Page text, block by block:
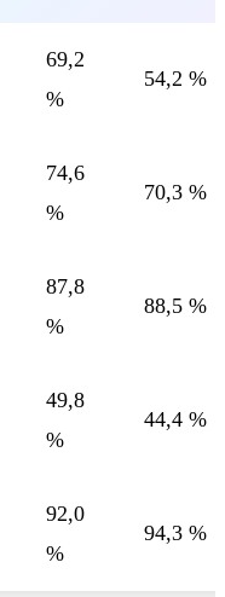
69,2
%
54,2 %
74,6
%
70,3 %
87,8
%
88,5 %
49,8
%
44,4 %
92,0
%
94,3 %